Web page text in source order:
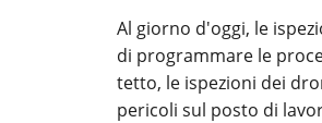
Al giorno d'oggi, le
di programmare le
tetto, le ispezioni dei
pericoli sul posto di